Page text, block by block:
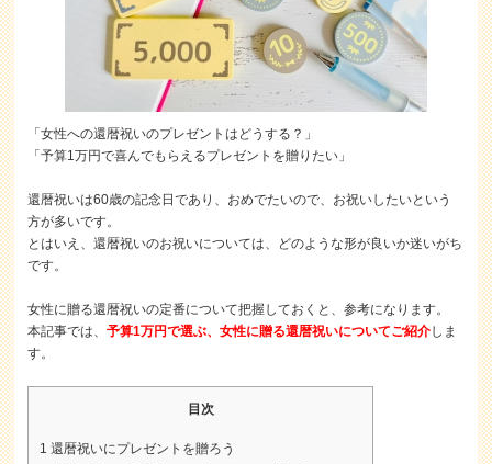
「女性への還暦祝いのプレゼントはどうする？」
「予算1万円で喜んでもらえるプレゼントを贈りたい」
還暦祝いは60歳の記念日であり、おめでたいので、お祝いしたいという
方が多いです。
とはいえ、還暦祝いのお祝いについては、どのような形が良いか迷いがち
です。
女性に贈る還暦祝いの定番について把握しておくと、参考になります。
本記事では、予算1万円で選ぶ、女性に贈る還暦祝いについてご紹介しま
す。
目次
1 還暦祝いにプレゼントを贈ろう